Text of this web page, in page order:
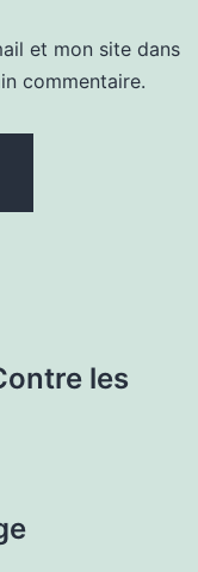
et mon site dans
commentaire.
les